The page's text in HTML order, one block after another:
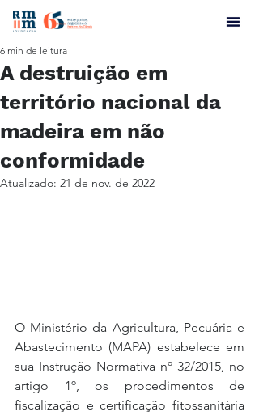
A destruição em
território nacional da
madeira em não
conformidade
6 min de leitura
Atualizado: 21 de nov. de 2022
O Ministério da Agricultura, Pecuária e
Abastecimento (MAPA) estabelece em
sua Instrução Normativa nº 32/2015, no
artigo 1º, os procedimentos de
fiscalização e certificação fitossanitária